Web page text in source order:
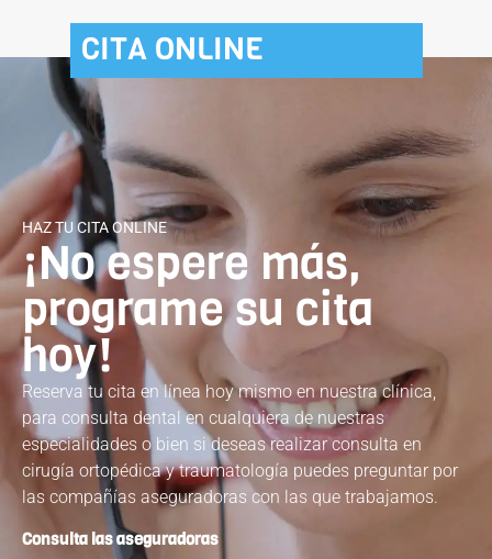
CITA ONLINE
HAZ TU CITA ONLINE
¡No espere más,
programe su cita
hoy!
Reserva tu cita en línea hoy mismo en nuestra clínica,
para consulta dental en cualquiera de nuestras
especialidades o bien si deseas realizar consulta en
cirugía ortopédica y traumatología puedes preguntar por
las compañías aseguradoras con las que trabajamos.
Consulta las aseguradoras